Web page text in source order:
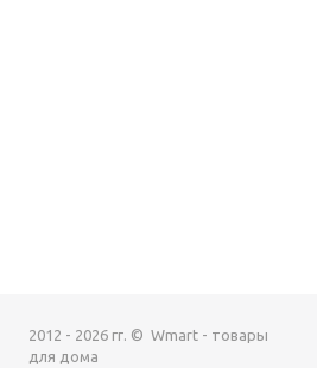
2012 - 2026 гг. © Wmart - товары
для дома